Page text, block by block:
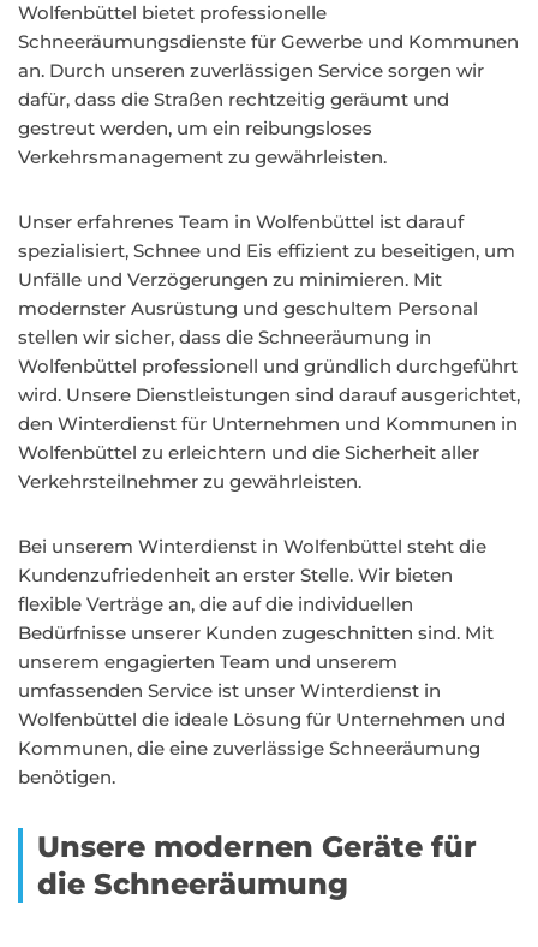
Wolfenbüttel bietet professionelle
Schneeräumungsdienste für Gewerbe und Kommunen
an. Durch unseren zuverlässigen Service sorgen wir
dafür, dass die Straßen rechtzeitig geräumt und
gestreut werden, um ein reibungsloses
Verkehrsmanagement zu gewährleisten.
Unser erfahrenes Team in Wolfenbüttel ist darauf
spezialisiert, Schnee und Eis effizient zu beseitigen, um
Unfälle und Verzögerungen zu minimieren. Mit
modernster Ausrüstung und geschultem Personal
stellen wir sicher, dass die Schneeräumung in
Wolfenbüttel professionell und gründlich durchgeführt
wird. Unsere Dienstleistungen sind darauf ausgerichtet,
den Winterdienst für Unternehmen und Kommunen in
Wolfenbüttel zu erleichtern und die Sicherheit aller
Verkehrsteilnehmer zu gewährleisten.
Bei unserem Winterdienst in Wolfenbüttel steht die
Kundenzufriedenheit an erster Stelle. Wir bieten
flexible Verträge an, die auf die individuellen
Bedürfnisse unserer Kunden zugeschnitten sind. Mit
unserem engagierten Team und unserem
umfassenden Service ist unser Winterdienst in
Wolfenbüttel die ideale Lösung für Unternehmen und
Kommunen, die eine zuverlässige Schneeräumung
benötigen.
Unsere modernen Geräte für
die Schneeräumung